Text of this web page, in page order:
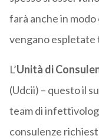
farà anche in
vengano espletate
L’Unità di
(Udcii) – questo il
team di
consulenze